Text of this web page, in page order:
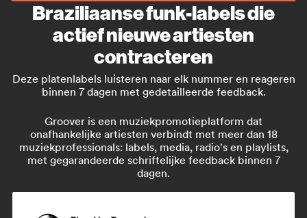
Braziliaanse funk-labels die
actief nieuwe artiesten
contracteren
Deze platenlabels luisteren naar elk nummer en reageren
binnen 7 dagen met gedetailleerde feedback.
Groover is een muziekpromotieplatform dat
onafhankelijke artiesten verbindt met meer dan 18
muziekprofessionals: labels, media, radio's en playlists,
met gegarandeerde schriftelijke feedback binnen 7
dagen.